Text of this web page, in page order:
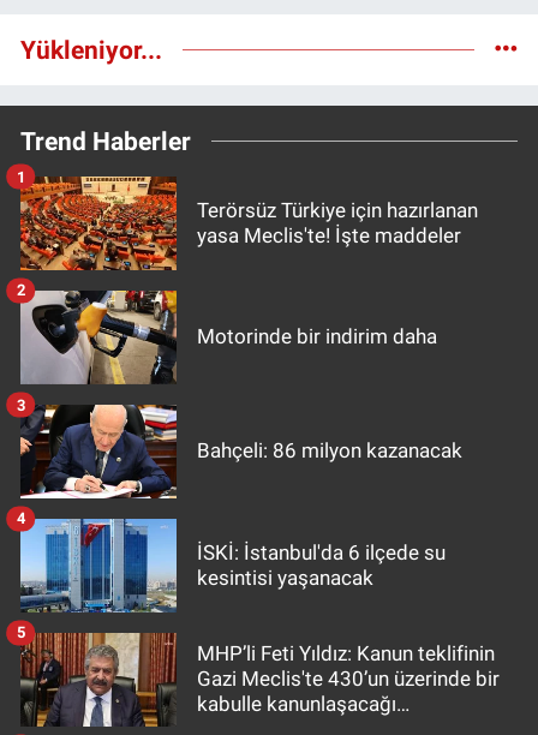
Yükleniyor...
Trend Haberler
Terörsüz Türkiye için hazırlanan
yasa Meclis'te! İşte maddeler
1
Motorinde bir indirim daha
2
Bahçeli: 86 milyon kazanacak
3
İSKİ: İstanbul'da 6 ilçede su
kesintisi yaşanacak
4
MHP’li Feti Yıldız: Kanun teklifinin
Gazi Meclis'te 430’un üzerinde bir
kabulle kanunlaşacağı
5